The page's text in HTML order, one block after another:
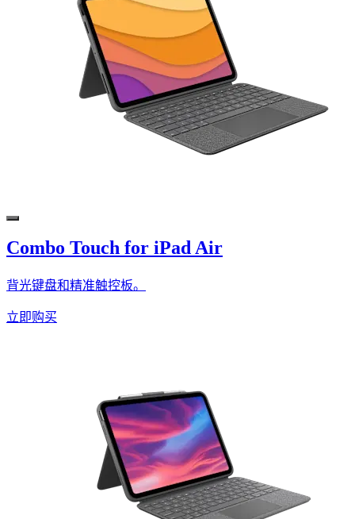
Combo Touch for iPad Air
背光键盘和精准触控板。
立即购买